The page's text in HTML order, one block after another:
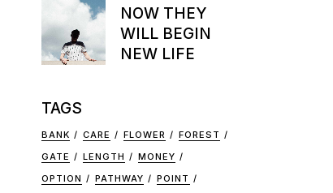
NOW THEY
WILL BEGIN
NEW LIFE
TAGS
BANK CARE FLOWER
FOREST
GATE
LENGTH
MONEY
OPTION
PATHWAY
POINT